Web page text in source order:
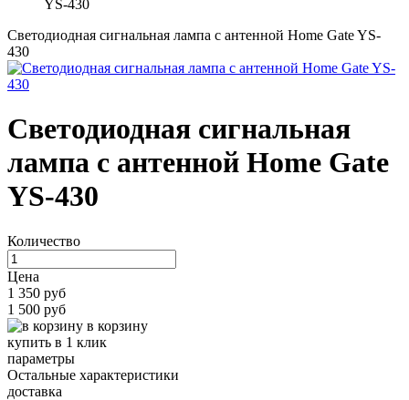
YS-430
Светодиодная сигнальная лампа с антенной Home Gate YS-
430
Светодиодная сигнальная
лампа с антенной Home Gate
YS-430
Количество
Цена
1 350 руб
1 500 руб
в корзину
купить в 1 клик
параметры
Остальные характеристики
доставка